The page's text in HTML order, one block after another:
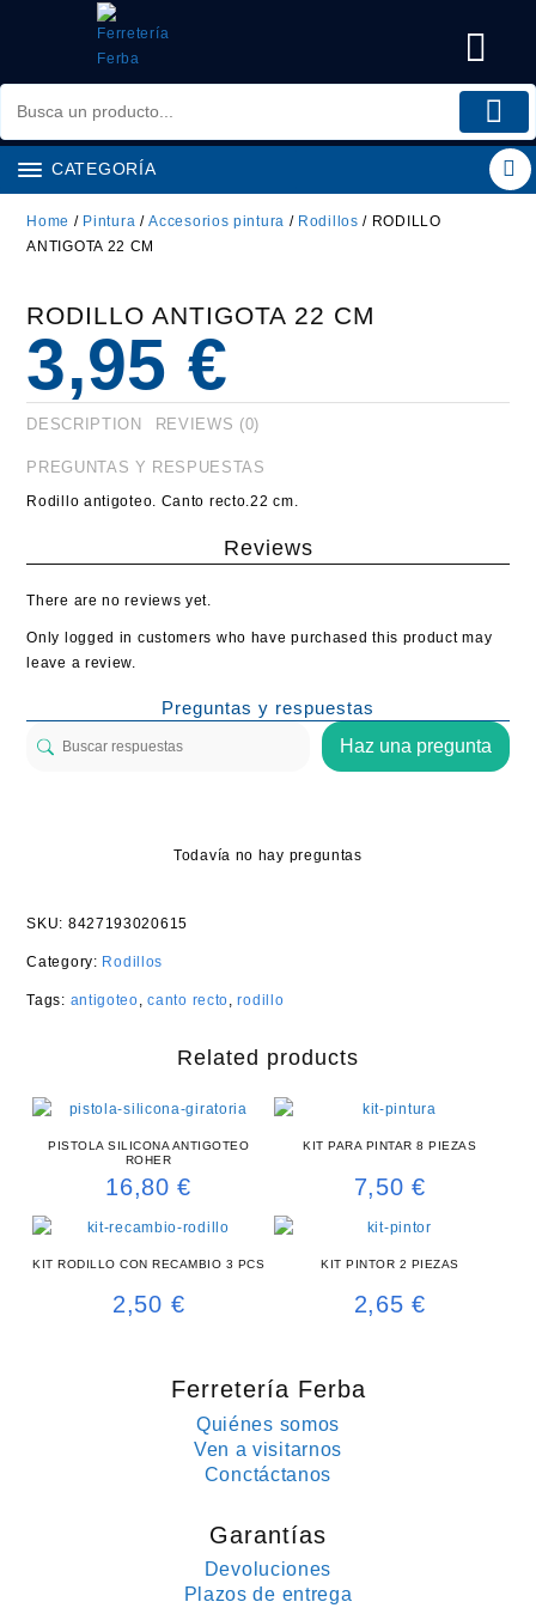
CATEGORÍA
Home / Pintura /Accesorios pintura / Rodillos / RODILLO
ANTIGOTA 22 CM
RODILLO ANTIGOTA 22 CM
3,95 €
DESCRIPTION REVIEWS (0)
PREGUNTAS Y RESPUESTAS
Rodillo antigoteo. Canto recto.22 cm.
Reviews
There are no reviews yet.
Only logged in customers who have purchased this product may
leave a review.
Preguntas y respuestas
Haz una pregunta
Todavía no hay preguntas
SKU: 8427193020615
Category: Rodillos
Tags: antigoteo,canto recto,rodillo
Related products
PISTOLA SILICONA ANTIGOTEO
ROHER
16,80€
KIT PARA PINTAR 8 PIEZAS
7,50€
KIT RODILLO CON RECAMBIO 3 PCS
2,50 €
KIT PINTOR 2 PIEZAS
2,65€
Ferretería Ferba
Quiénes somos
Ven a visitarnos
Conctáctanos
Garantías
Devoluciones
Plazos de entrega